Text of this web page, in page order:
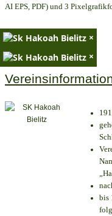
AI EPS, PDF) und 3
×
×
bis